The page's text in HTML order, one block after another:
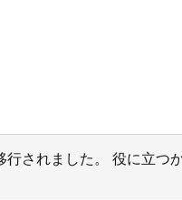
されました。 役に立